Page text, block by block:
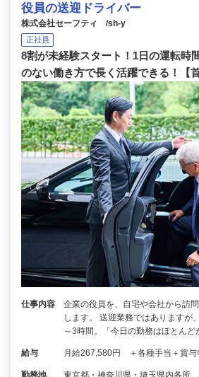
役員の送迎ドライバー
株式会社セーフティ /sh-y
正社員
8割が未経験スタート！1日の運転時
のない働き方で長く活躍できる！【首
仕事内容
企業の役員を、自宅や会社から訪
します。 送迎業務ではありますが
～3時間。「今日の勤務はほとんど
給与 月給267,580円 ＋各種手当＋賞与
勤務地
東京都・神奈川県・埼玉県内各